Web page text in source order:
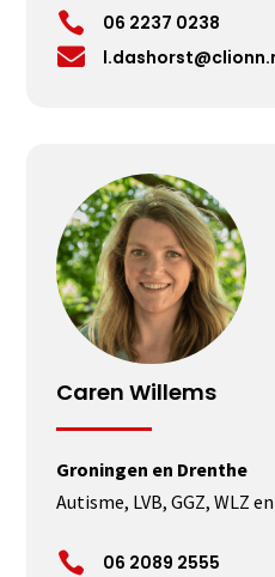
 06 2237 0238

Caren Willems
Groningen en Drenthe
Autisme, LVB, GGZ, WLZ
 06 2089 2555